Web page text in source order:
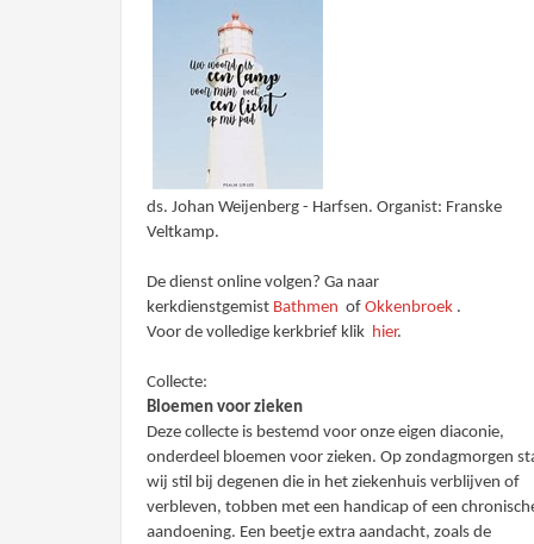
ds. Johan Weijenberg - Harfsen. Organist: Franske
Veltkamp.
De dienst online volgen? Ga naar
kerkdienstgemist Bathmen ofOkkenbroek .
Voor de volledige kerkbrief klik hier.
Collecte:
Bloemen voor zieken
Deze collecte is bestemd voor onze eigen diaconie,
onderdeel bloemen voor zieken. Op zondagmorgen
wij stil bij degenen die in het ziekenhuis verblijven of
verbleven, tobben met een handicap of een
aandoening. Een beetje extra aandacht, zoals de